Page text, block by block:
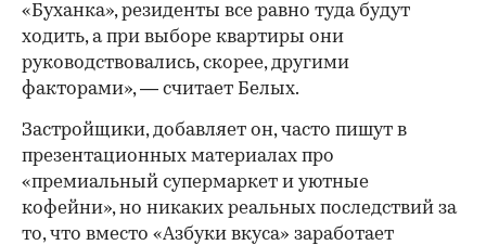
«Буханка», резиденты все равно туда будут
ходить, а при выборе квартиры они
руководствовались, скорее, другими
факторами», — считает Белых.
Застройщики, добавляет он, часто пишут в
презентационных материалах про
«премиальный супермаркет и уютные
кофейни», но никаких реальных последствий за
то, что вместо «Азбуки вкуса» заработает